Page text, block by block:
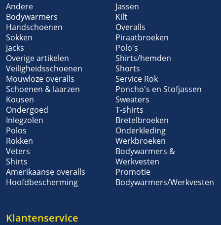
Andere
Bodywarmers
Handschoenen
Sokken
Jacks
Overige artikelen
Veiligheidsschoenen
Mouwloze overalls
Schoenen & laarzen
Kousen
Ondergoed
Inlegzolen
Polos
Rokken
Veters
Shirts
Amerikaanse overalls
Hoofdbescherming
Jassen
Kilt
Overalls
Piraatbroeken
Polo's
Shirts/hemden
Shorts
Service Rok
Poncho's en Stofjassen
Sweaters
T-shirts
Bretelbroeken
Onderkleding
Werkbroeken
Bodywarmers &
Werkvesten
Promotie
Bodywarmers/Werkvesten
Klantenservice